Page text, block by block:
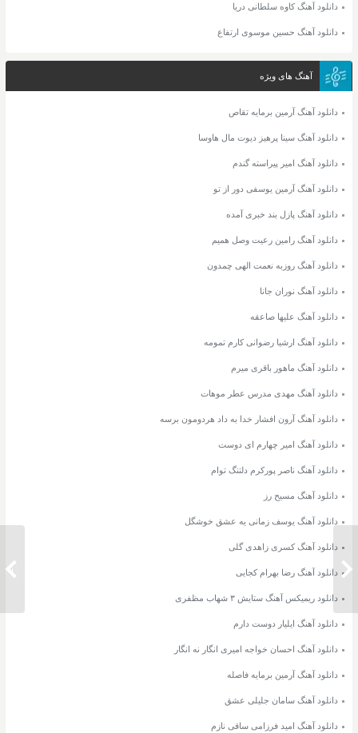
دانلود مداحی مرتضی سرمدی محرم
دانلود آهنگ کاوه سلطانی دریا
دانلود آهنگ حسین موسوی ارتفاع
آهنگ های ویژه
دانلود آهنگ آرمین برمایه تقاص
دانلود آهنگ سینا پرهیز دیوت مال هاوسا
دانلود آهنگ امیر پیراسته گندم
دانلود آهنگ آرمین یوسفی دور از تو
دانلود آهنگ پازل بند خبری آمده
دانلود آهنگ رامین رعیت وصل همیم
دانلود آهنگ روزبه نعمت الهی چمدون
دانلود آهنگ نوران جانا
دانلود آهنگ علیها صاعقه
دانلود آهنگ ارشیا رضوانی کارم تمومه
دانلود آهنگ ماهور باقری میرم
دانلود آهنگ مهدی مدرس عطر موهات
دانلود آهنگ آرون افشار خدا به داد هردومون برسه
دانلود آهنگ امیر چهارم ای دوست
دانلود آهنگ ناصر پورکرم دلتنگ توام
دانلود آهنگ مسیح رز
دانلود آهنگ یوسف زمانی یه عشق خوشگل
دانلود آهنگ کسری زاهدی گلی
دانلود آهنگ رضا بهرام کجایی
دانلود ریمیکس آهنگ ستایش ۳ شهاب مظفری
دانلود آهنگ ایلیار دوست دارم
دانلود آهنگ احسان خواجه امیری انگار نه انگار
دانلود آهنگ آرمین برمایه فاصله
دانلود آهنگ سامان جلیلی عشق
دانلود آهنگ امید فرزامی ساقی نازم